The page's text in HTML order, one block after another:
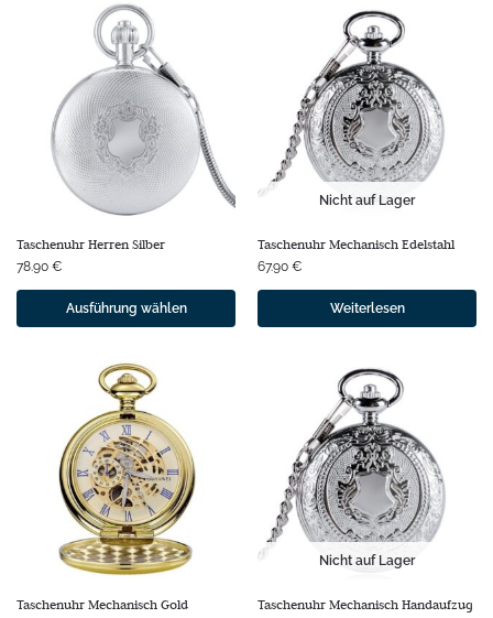
Taschenuhr Herren Silber
78.90 €
Ausführung wählen
Nicht auf Lager
Taschenuhr Mechanisch Edelstahl
67.90 €
Weiterlesen
Taschenuhr Mechanisch Gold
Nicht auf Lager
Taschenuhr Mechanisch Handaufzug